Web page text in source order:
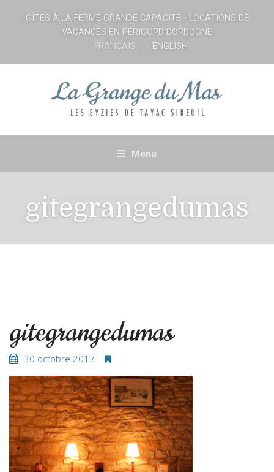
GÎTES À LA FERME GRANDE CAPACITÉ - LOCATIONS DE
VACANCES EN PÉRIGORD DORDOGNE
FRANÇAIS
ENGLISH
Menu
gitegrangedumas
gitegrangedumas
30 octobre 2017